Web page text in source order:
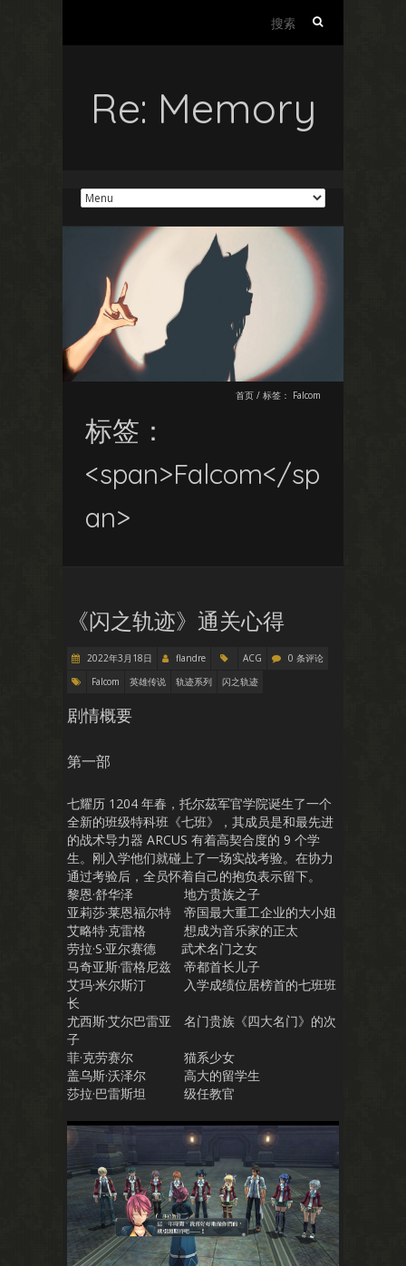
Re: Memory
首页 / 标签： Falcom
标签：
<span>Falcom</sp
an>
《闪之轨迹》通关心得
2022年3月18日 flandre ACG
0 条评论
Falcom
英雄传说 轨迹系列 闪之轨迹
剧情概要
第一部
七耀历 1204 年春，托尔茲军官学院诞生了一个
全新的班级特科班《七班》，其成员是和最先进
的战术导力器 ARCUS 有着高契合度的 9 个学
生。刚入学他们就碰上了一场实战考验。在协力
通过考验后，全员怀着自己的抱负表示留下。
黎恩·舒华泽 地方贵族之子
亚莉莎·莱恩福尔特 帝国最大重工企业的大小姐
艾略特·克雷格 想成为音乐家的正太
劳拉·S·亚尔赛德 武术名门之女
马奇亚斯·雷格尼兹 帝都首长儿子
艾玛·米尔斯汀 入学成绩位居榜首的七班班
长
尤西斯·艾尔巴雷亚 名门贵族《四大名门》的次
子
菲·克劳赛尔 猫系少女
盖乌斯·沃泽尔 高大的留学生
莎拉·巴雷斯坦 级任教官